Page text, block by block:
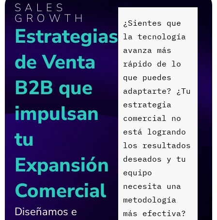
SALES
GROWTH
Estrategias
de Venta
B2B que
impulsan
tu
Expansión
Comercial
Diseñamos e
¿ Sientes que
la tecnología
avanza más
rápido de lo
que puedes
adaptarte? ¿Tu
estrategia
comercial no
está logrando
los resultados
deseados y tu
equipo
necesita una
metodología
más efectiva?